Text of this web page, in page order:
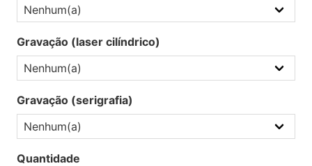
Gravação (laser cilíndrico)
Gravação (serigrafia)
Quantidade